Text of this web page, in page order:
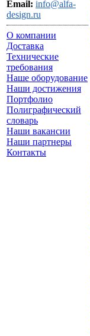
Email: info@alfa-
design.ru
О компании
Доставка
Технические
требования
Наше оборудование
Наши достижения
Портфолио
Полиграфический
словарь
Наши вакансии
Наши партнеры
Контакты